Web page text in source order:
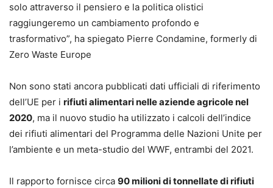
solo attraverso il pensiero e la politica olistici
raggiungeremo un cambiamento profondo e
trasformativo”, ha spiegato Pierre Condamine, formerly di
Zero Waste Europe
Non sono stati ancora pubblicati dati ufficiali di riferimento
dell’UE per i rifiuti alimentari nelle aziende agricole nel
2020, ma il nuovo studio ha utilizzato i calcoli dell’indice
dei rifiuti alimentari del Programma delle Nazioni Unite per
l’ambiente e un meta-studio del WWF, entrambi del 2021.
Il rapporto fornisce circa 90 milioni di tonnellate di rifiuti